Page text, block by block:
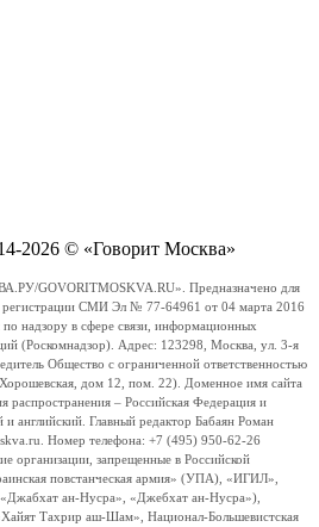
2026 © «Говорит Москва»
GOVORITMOSKVA.RU». Предназначено для
регистрации СМИ Эл № 77-64961 от 04 марта 2016
надзору в сфере связи, информационных
(Роскомнадзор). Адрес: 123298, Москва, ул. 3-я
Общество с ограниченной ответственностью
дом 12, пом. 22). Доменное имя сайта
– Российская Федерация и
английский. Главный редактор Бабаян Роман
Номер телефона: +7 (495) 950-62-26
организации, запрещенные в Российской
повстанческая армия» (УПА), «ИГИЛ»,
ан-Нусра», «Джебхат ан-Нусра»),
Тахрир аш-Шам», Национал-Большевистская